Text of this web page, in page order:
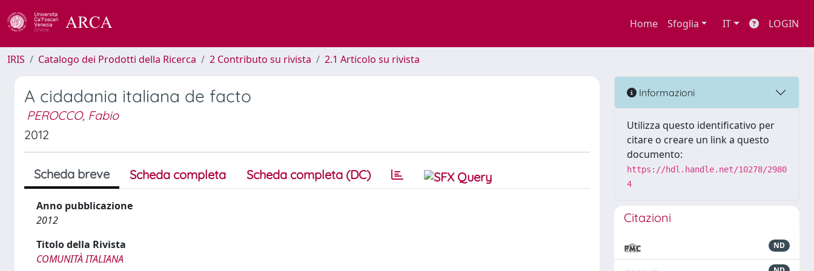
Home Sfoglia IT LOGIN
IRIS Catalogo dei Prodotti della Ricerca 2 Contributo su rivista 2.1 Articolo su rivista
A cidadania italiana de facto
PEROCCO, Fabio
2012
Scheda breve Scheda completa Scheda completa (DC)
Anno pubblicazione
2012
Titolo della Rivista
COMUNITÀ ITALIANA
Informazioni
Utilizza questo identificativo per
citare o creare un link a questo
documento:
https://hdl.handle.net/10278/2980
4
Citazioni
ND